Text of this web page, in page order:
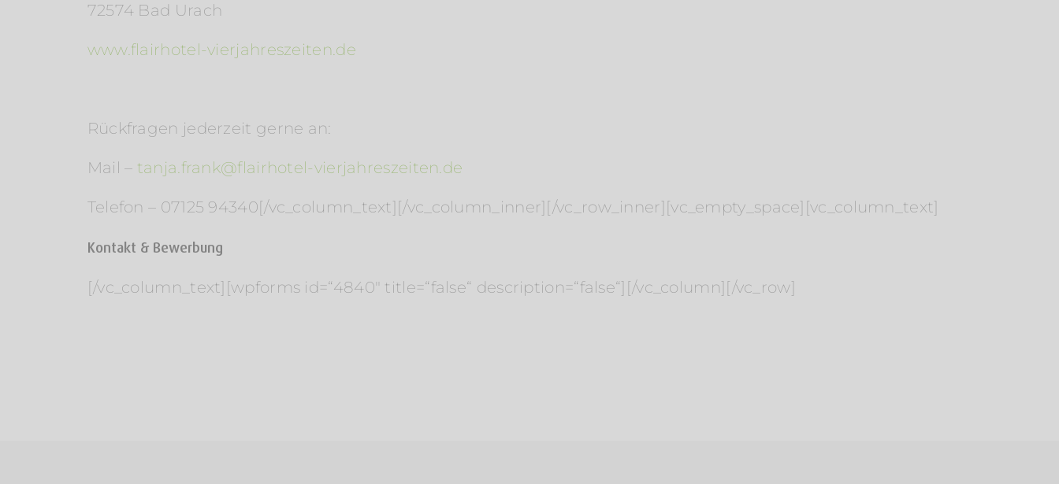
72574 Bad Urach
www.flairhotel-vierjahreszeiten.de
Rückfragen jederzeit gerne an:
Mail – tanja.frank@flairhotel-vierjahreszeiten.de
Telefon – 07125 94340[/vc_column_text][/vc_column_inner][/vc_row_inner][vc_empty_space][vc_column_text]
Kontakt & Bewerbung
[/vc_column_text][wpforms id=“4840″ title=“false“ description=“false“][/vc_column][/vc_row]